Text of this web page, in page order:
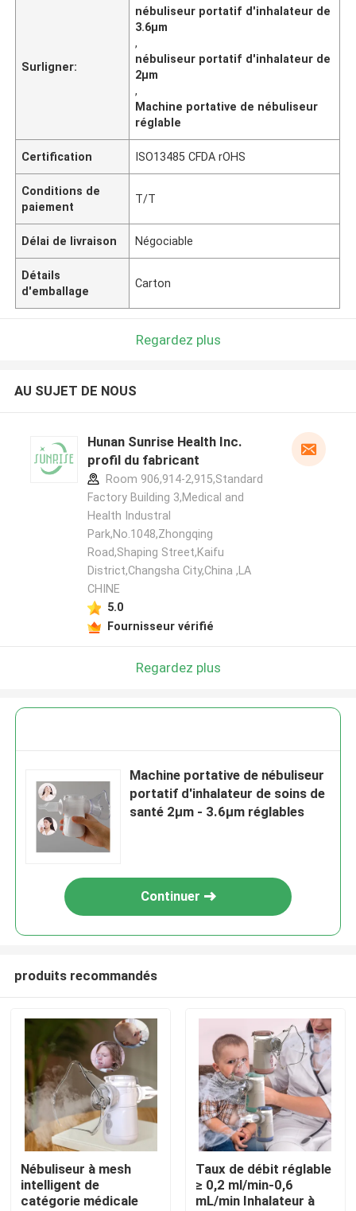
Maison
Produits
Au sujet de nous
Surligner:
nébuliseur portatif d'inhalateur de
3.6μm
,
nébuliseur portatif d'inhalateur de
2μm
,
Machine portative de nébuliseur
réglable
Certification ISO13485 CFDA rOHS
Conditions de
paiement
T/T
Délai de livraison Négociable
Détails
d'emballage
Carton
Regardez plus
AU SUJET DE NOUS
Hunan Sunrise Health Inc.
profil du fabricant
Room 906,914-2,915,Standard
Factory Building 3,Medical and
Health Industral
Park,No.1048,Zhongqing
Road,Shaping Street,Kaifu
District,Changsha City,China ,LA
CHINE
5.0
Fournisseur vérifié
Regardez plus
Machine portative de nébuliseur
portatif d'inhalateur de soins de
santé 2μm - 3.6μm réglables
Continuer
produits recommandés
Nébuliseur à mesh
intelligent de
catégorie médicale
Taux de débit réglable
≥ 0,2 ml/min-0,6
mL/min Inhalateur à